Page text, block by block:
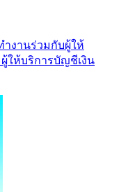
ำงานร่วมกับผู้ให้
ให้บริการบัญชีเงิน